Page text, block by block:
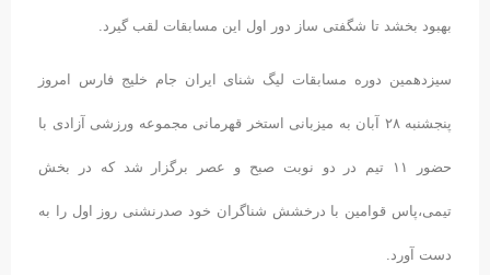
بهبود بخشد تا شگفتی ساز دور اول این مسابقات لقب گیرد.
سیزدهمین دوره مسابقات لیگ شنای ایران جام خلیج فارس امروز
پنجشنبه ۲۸ آبان به میزبانی استخر قهرمانی مجموعه ورزشی آزادی با
حضور ۱۱ تیم در دو نوبت صبح و عصر برگزار شد که در بخش
تیمی،پاس قوامین با درخشش شناگران خود صدرنشنی روز اول را به
دست آورد.